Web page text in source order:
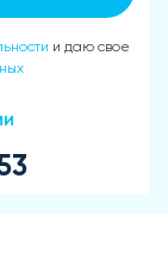
и даю свое